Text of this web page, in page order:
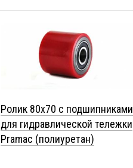
Ролик 80x70 с подшипниками
для гидравлической тележки
Pramac (полиуретан)